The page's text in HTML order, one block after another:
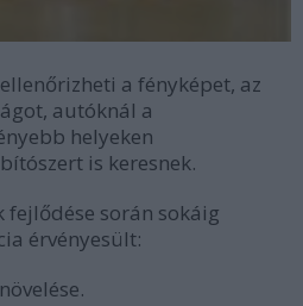
a fényképet, az
autóknál a
helyeken
is keresnek.
fejlődése során sokáig
érvényesült: